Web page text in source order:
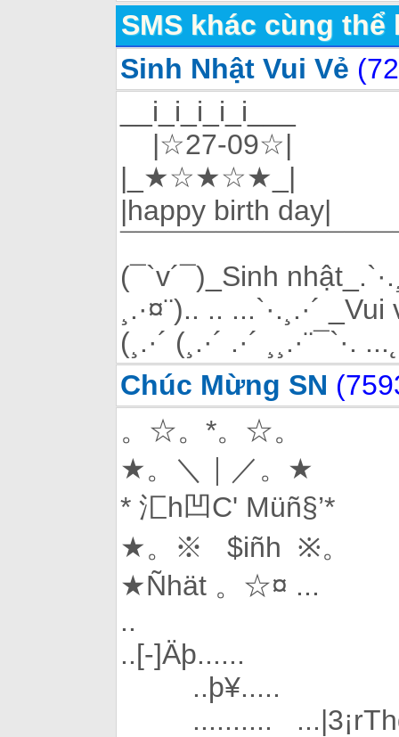
SMS khác cùng thể
Sinh Nhật Vui Vẻ
__i_i_i_i_i___
|☆27-09☆|
|_★☆★☆★_|
|happy birth day|
(¯`v´¯)_Sinh
¸.·¤¨).. .. ...`·.¸.·´
(¸.·´ (¸.·´ .·´ ¸¸.·¨¯`·.
Chúc Mừng SN
。☆。*。☆。
★。＼｜／。★
* 汇h凹C' Müñ§’*
★。※ $iñh ※。
★Ñhät 。☆¤ ...
..
..[-]Äþ......
..þ¥.....
..........